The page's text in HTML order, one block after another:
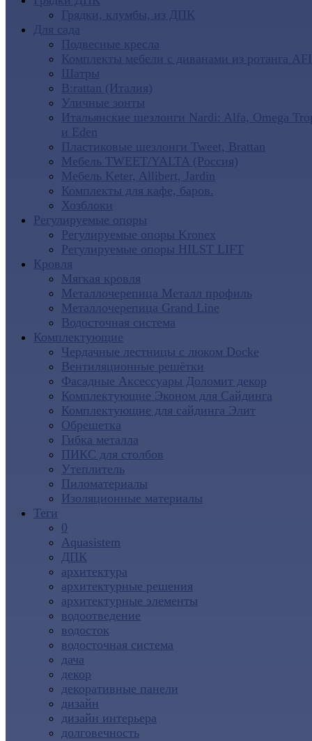
Грядки, клумбы, из ДПК
Для сада
Подвесные кресла
Комплекты мебели с диванами из ротанга
Шатры
B:rattan (Италия)
Уличные зонты
Итальянские шезлонги Nardi: Alfa, Omega
и Eden
Пластиковые шезлонги Tweet, Brattan
Мебель TWEET/YALTA (Россия)
Мебель Keter, Allibert, Jardin
Комплекты для кафе, баров.
Хозблоки
Регулируемые опоры
Регулируемые опоры Kronex
Регулируемые опоры HILST LIFT
Кровля
Мягкая кровля
Металлочерепица Металл профиль
Металлочерепица Grand Line
Водосточная система
Комплектующие
Чердачные лестницы с люком Docke
Вентиляционные решётки
Фасадные Аксессуары Доломит декор
Комплектующие Эконом для Сайдинга
Комплектующие для cайдинга Элит
Обрешетка
Гибка металла
ПИКС для столбов
Утеплитель
Пиломатериалы
Изоляционные материалы
Теги
0
Aquasistem
ДПК
архитектура
архитектурные решения
архитектурные элементы
водоотведение
водосток
водосточная система
дача
декор
декоративные панели
дизайн
дизайн интерьера
долговечность